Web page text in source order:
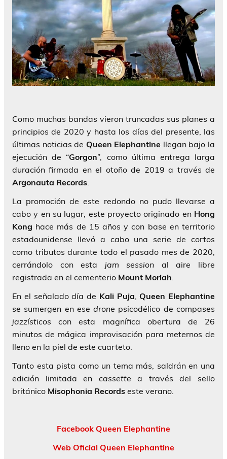
Como muchas bandas vieron truncadas sus planes a
principios de 2020 y hasta los días del presente, las
últimas noticias de Queen Elephantine llegan bajo la
ejecución de “Gorgon”, como última entrega larga
duración firmada en el otoño de 2019 a través de
Argonauta Records
La promoción de este redondo no pudo llevarse a
cabo y en su lugar, este proyecto originado en Hong
Kong hace más de 15 años y con base en territorio
estadounidense llevó a cabo una serie de cortos
como tributos durante todo el pasado mes de 2020,
cerrándolo con esta jam session al aire libre
registrada en el cementerio Mount Moriah
En el señalado día de Kali Puja ,Queen Elephantine
se sumergen en esedrone psicodélico de compases
jazzísticos con esta magnífica obertura de 26
minutos de mágica improvisación para meternos de
lleno en la piel de este cuarteto.
Tanto esta pista como un tema más, saldrán en una
edición limitada en cassette a través del sello
británico Misophonia Records este verano.
Facebook Queen Elephantine
Web Oficial Queen Elephantine